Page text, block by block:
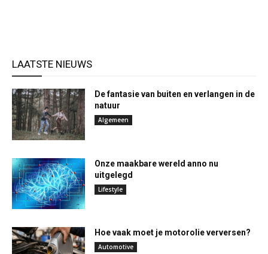
LAATSTE NIEUWS
De fantasie van buiten en verlangen in de
natuur
Algemeen
Onze maakbare wereld anno nu
uitgelegd
Lifestyle
Hoe vaak moet je motorolie verversen?
Automotive